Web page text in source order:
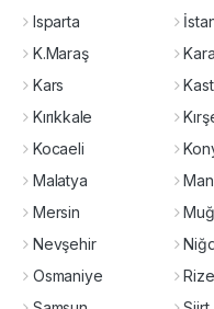
Isparta
K.Maraş
Kars
Kırıkkale
Kocaeli
Malatya
Mersin
Nevşehir
Osmaniye
Rize